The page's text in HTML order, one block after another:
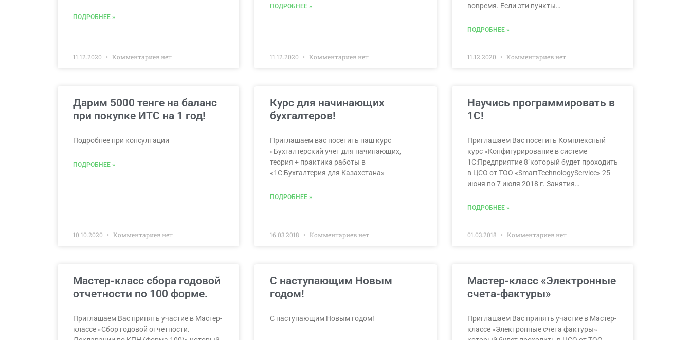
ПОДРОБНЕЕ »
11.12.2020 Комментариев нет
ПОДРОБНЕЕ »
11.12.2020 Комментариев нет
вовремя. Если эти пункты…
ПОДРОБНЕЕ »
11.12.2020 Комментариев нет
Дарим 5000 тенге на баланс
при покупке ИТС на 1 год!
Подробнее при консултации
ПОДРОБНЕЕ »
10.10.2020 Комментариев нет
Курс для начинающих
бухгалтеров!
Приглашаем вас посетить наш курс
«Бухгалтерский учет для начинающих,
теория + практика работы в
«1С:Бухгалтерия для Казахстана»
ПОДРОБНЕЕ »
16.03.2018 Комментариев нет
Научись программировать в
1С!
Приглашаем Вас посетить Комплексный
курс «Конфигурирование в системе
1С:Предприятие 8″который будет проходить
в ЦСО от ТОО «SmartTechnologyService» 25
июня по 7 июля 2018 г. Занятия…
ПОДРОБНЕЕ »
01.03.2018 Комментариев нет
Мастер-класс сбора годовой
отчетности по 100 форме.
Приглашаем Вас принять участие в Мастер-
классе «Сбор годовой отчетности.
С наступающим Новым
годом!
С наступающим Новым годом!
Мастер-класс «Электронные
счета-фактуры»
Приглашаем Вас принять участие в Мастер-
классе «Электронные счета фактуры»